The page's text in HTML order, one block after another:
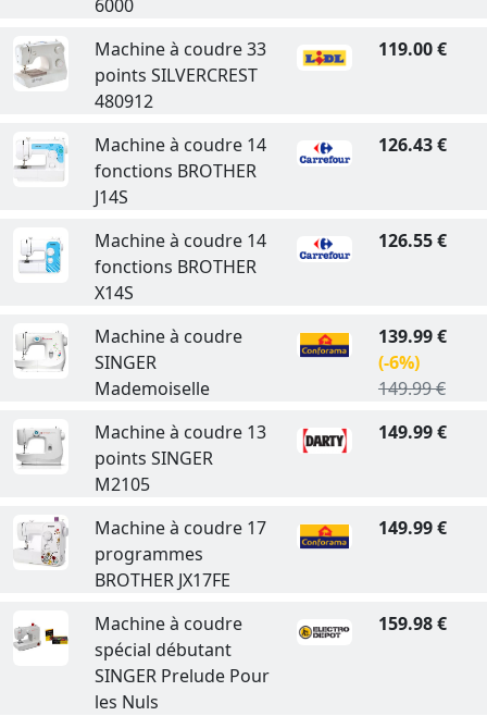
6000
Machine à coudre 33
points SILVERCREST
480912
119.00 €
Machine à coudre 14
fonctions BROTHER
J14S
126.43 €
Machine à coudre 14
fonctions BROTHER
X14S
126.55 €
Machine à coudre
SINGER
Mademoiselle
139.99 €
(-6%)
149.99 €
Machine à coudre 13
points SINGER
M2105
149.99 €
Machine à coudre 17
programmes
BROTHER JX17FE
149.99 €
Machine à coudre
spécial débutant
SINGER Prelude Pour
les Nuls
159.98 €